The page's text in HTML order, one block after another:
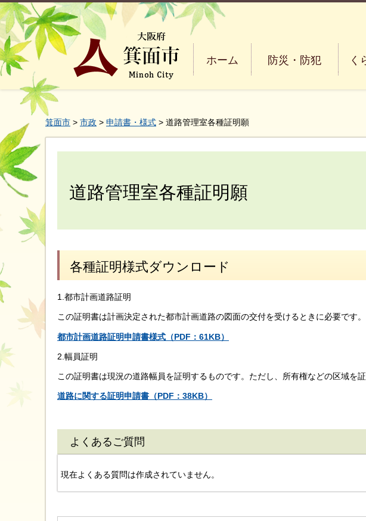
大阪府箕面市 Minoh City
ホーム 防災・防犯 く
箕面市 > 市政 > 申請書・様式 > 道路管理室各種証明願
道路管理室各種証明願
各種証明様式ダウンロード
1.都市計画道路証明
この証明書は計画決定された都市計画道路の図面の交付を受けるときに必要です。
都市計画道路証明申請書様式（PDF：61KB）
2.幅員証明
この証明書は現況の道路幅員を証明するものです。ただし、所有権などの区域を
道路に関する証明申請書（PDF：38KB）
よくあるご質問
現在よくある質問は作成されていません。